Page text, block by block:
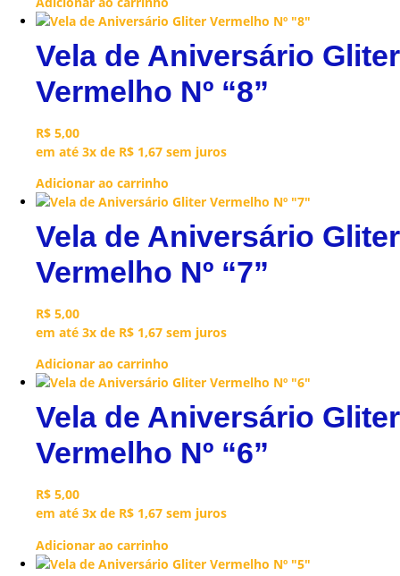
Vela de Aniversário Gliter
Vermelho Nº “8”
R$ 5,00
em até 3x de R$ 1,67 sem juros
Adicionar ao carrinho
Vela de Aniversário Gliter
Vermelho Nº “7”
R$ 5,00
em até 3x de R$ 1,67 sem juros
Adicionar ao carrinho
Vela de Aniversário Gliter
Vermelho Nº “6”
R$ 5,00
em até 3x de R$ 1,67 sem juros
Adicionar ao carrinho